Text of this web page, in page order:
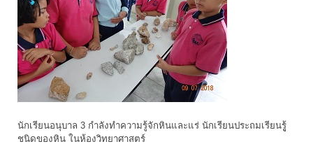
นักเรียนอนุบาล 3 กำลังทำความรู้จักหินและแร่ นักเรียนประถมเรียนรูู้
ชนิดของหิน ในห้องวิทยาศาสตร์